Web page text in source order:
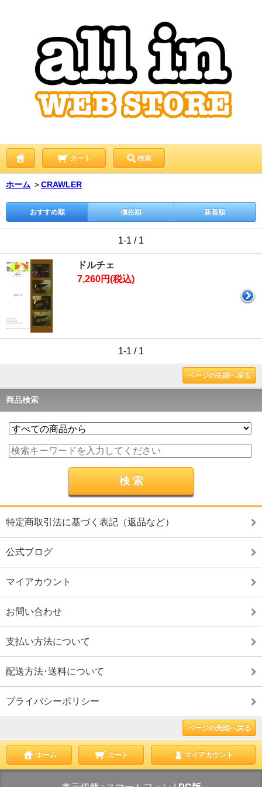
カート 検索
ホーム ＞CRAWLER
おすすめ順 価格順 新着順
1-1 / 1
ドルチェ
7,260円(税込)
1-1 / 1
ページの先頭へ戻る
商品検索
特定商取引法に基づく表記（返品など）
公式ブログ
マイアカウント
お問い合わせ
支払い方法について
配送方法･送料について
プライバシーポリシー
ページの先頭へ戻る
ホーム カート マイアカウント